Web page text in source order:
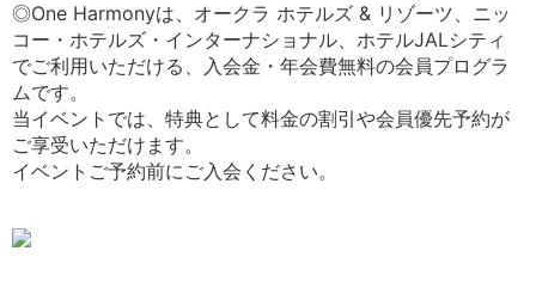
◎One Harmonyは、オークラ ホテルズ & リゾーツ、ニッ
コー・ホテルズ・インターナショナル、ホテルJALシティ
でご利用いただける、入会金・年会費無料の会員プログラ
ムです。
当イベントでは、特典として料金の割引や会員優先予約が
ご享受いただけます。
イベントご予約前にご入会ください。